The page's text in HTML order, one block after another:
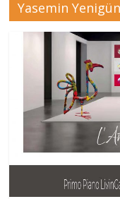
Mensile
curiosità
Yasemin Yenigün